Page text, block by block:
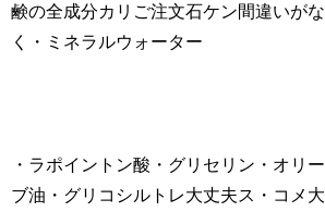
鹸の全成分カリご注文石ケン間違いがな
く・ミネラルウォーター
・ラポイントン酸・グリセリン・オリー
ブ油・グリコシルトレ大丈夫ス・コメ大